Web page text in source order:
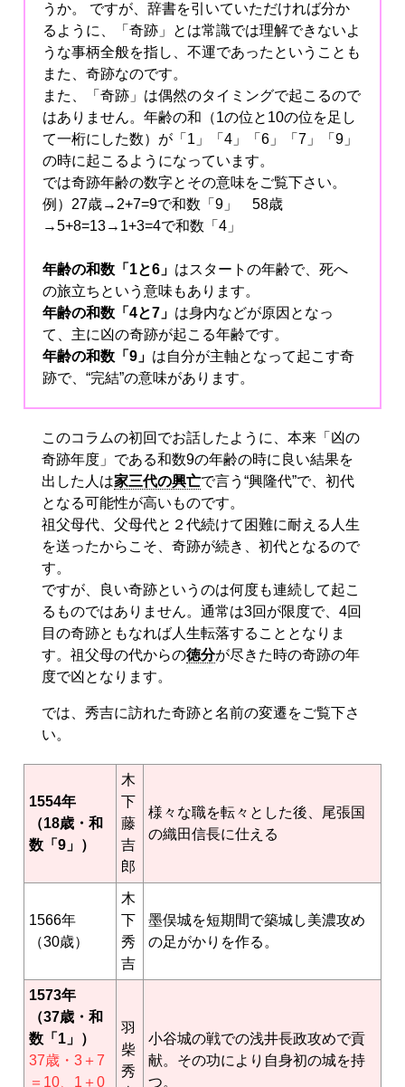
うか。 ですが、辞書を引いていただければ分か
るように、「奇跡」とは常識では理解できないよ
うな事柄全般を指し、不運であったということも
また、奇跡なのです。
また、「奇跡」は偶然のタイミングで起こるので
はありません。年齢の和（1の位と10の位を足し
て一桁にした数）が「1」「4」「6」「7」「9」
の時に起こるようになっています。
では奇跡年齢の数字とその意味をご覧下さい。
例）27歳→2+7=9で和数「9」 58歳
→5+8=13→1+3=4で和数「4」
年齢の和数「1と6」 はスタートの年齢で、死へ
の旅立ちという意味もあります。
年齢の和数「4と7」 は身内などが原因となっ
て、主に凶の奇跡が起こる年齢です。
年齢の和数「9」 は自分が主軸となって起こす奇
跡で、“完結”の意味があります。
このコラムの初回でお話したように、本来「凶の
奇跡年度」である和数9の年齢の時に良い結果を
出した人は家三代の興亡で言う“興隆代”で、初代
となる可能性が高いものです。
祖父母代、父母代と２代続けて困難に耐える人生
を送ったからこそ、奇跡が続き、初代となるので
す。
ですが、良い奇跡というのは何度も連続して起こ
るものではありません。通常は3回が限度で、4回
目の奇跡ともなれば人生転落することとなりま
す。祖父母の代からの徳分が尽きた時の奇跡の年
度で凶となります。
では、秀吉に訪れた奇跡と名前の変遷をご覧下さ
い。
1554年
（18歳・和
数「9」）
木
下
藤
吉
郎
様々な職を転々とした後、尾張国
の織田信長に仕える
1566年
（30歳）
木
下
秀
吉
墨俣城を短期間で築城し美濃攻め
の足がかりを作る。
1573年
（37歳・和
数「1」）
37歳・3＋7
＝10、1＋0
羽
柴
秀
小谷城の戦での浅井長政攻めで貢
献。その功により自身初の城を持
つ。